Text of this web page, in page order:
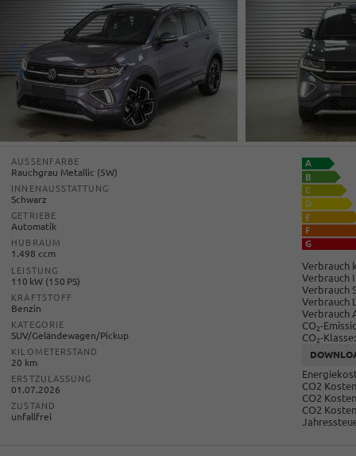
AUSSENFARBE
Rauchgrau Metallic (5W)
INNENAUSSTATTUNG
Schwarz
GETRIEBE
Automatik
HUBRAUM
1.498 ccm
LEISTUNG
110 kW (150 PS)
KRAFTSTOFF
Benzin
KATEGORIE
SUV/Geländewagen/Pickup
KILOMETERSTAND
20 km
ERSTZULASSUNG
01.07.2026
ZUSTAND
unfallfrei
Verbrauch
Verbrauch
Verbrauch
Verbrauch
Verbrauch
CO2-
CO2-Klasse:
CO2
CO2
CO2